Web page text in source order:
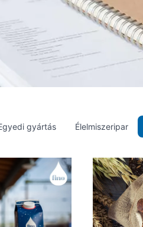
gyártás Élelmiszeripar